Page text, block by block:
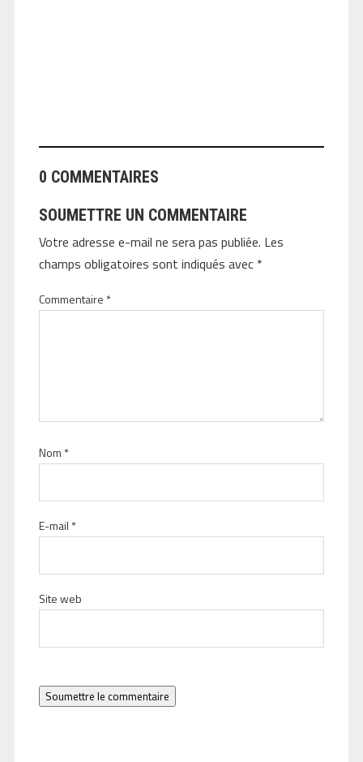
0 COMMENTAIRES
SOUMETTRE UN COMMENTAIRE
Votre adresse e-mail ne sera pas publiée. Les
champs obligatoires sont indiqués avec *
Commentaire *
Nom *
E-mail *
Site web
Soumettre le commentaire